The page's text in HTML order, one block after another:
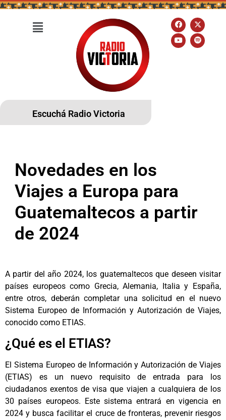
Escuchá Radio Victoria
Novedades en los
Viajes a Europa para
Guatemaltecos a partir
de 2024
A partir del año 2024, los guatemaltecos que deseen visitar
países europeos como Grecia, Alemania, Italia y España,
entre otros, deberán completar una solicitud en el nuevo
Sistema Europeo de Información y Autorización de Viajes,
conocido como ETIAS.
¿Qué es el ETIAS?
El Sistema Europeo de Información y Autorización de Viajes
(ETIAS) es un nuevo requisito de entrada para los
ciudadanos exentos de visa que viajen a cualquiera de los
30 países europeos. Este sistema entrará en vigencia en
2024 y busca facilitar el cruce de fronteras, prevenir riesgos